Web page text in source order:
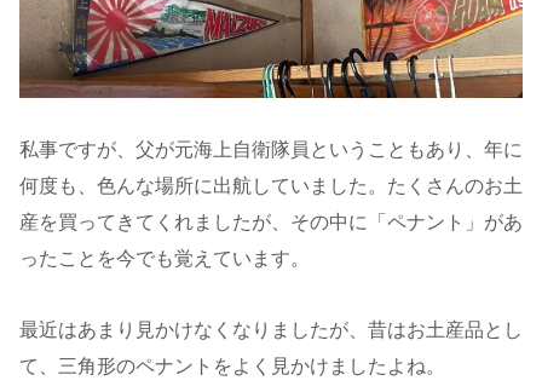
私事ですが、父が元海上自衛隊員ということもあり、年に
何度も、色んな場所に出航していました。たくさんのお土
産を買ってきてくれましたが、その中に「ペナント」があ
ったことを今でも覚えています。
最近はあまり見かけなくなりましたが、昔はお土産品とし
て、三角形のペナントをよく見かけましたよね。